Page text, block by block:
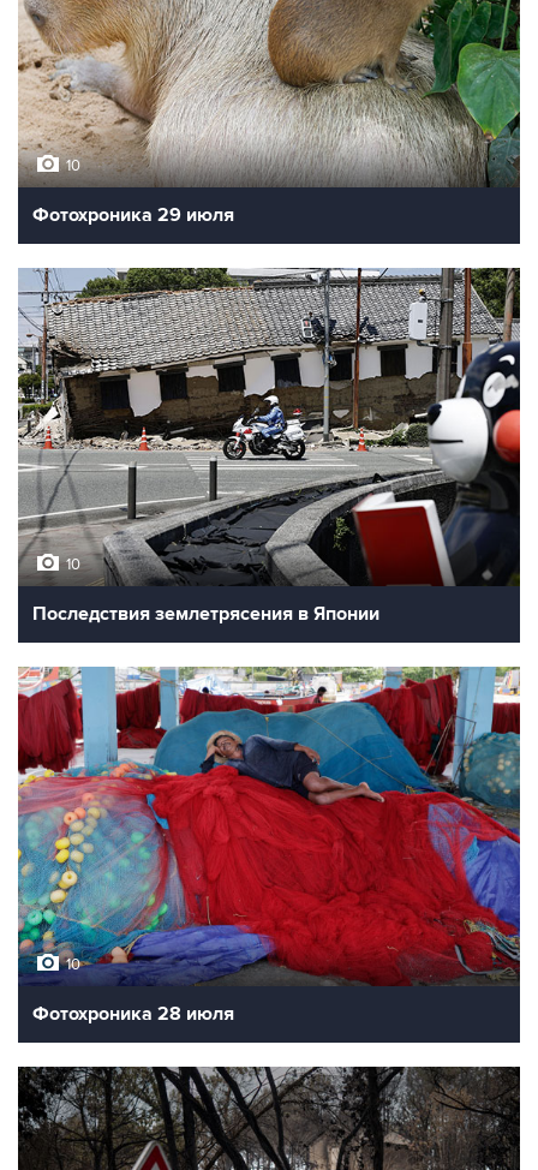
10
Фотохроника 29 июля
10
Последствия землетрясения в Японии
10
Фотохроника 28 июля